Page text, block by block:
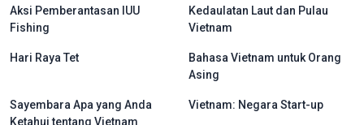
Aksi Pemberantasan IUU
Fishing
Kedaulatan Laut dan Pulau
Vietnam
Hari Raya Tet
Bahasa Vietnam untuk Orang
Asing
Sayembara Apa yang Anda
Ketahui tentang Vietnam
Vietnam: Negara Start-up